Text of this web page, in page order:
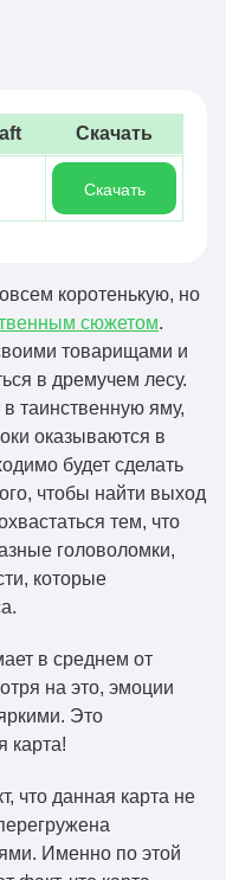
Скачать
Скачать
коротенькую, но
сюжетом.
товарищами и
в дремучем лесу.
таинственную яму,
оказываются в
будет сделать
чтобы найти выход
тем, что
головоломки,
которые
в среднем от
на это, эмоции
Это
карта!
что данная карта не
Именно по этой